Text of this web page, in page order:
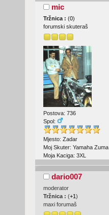
mic
Tržnica : (0)
forumski skuteraš
Postova: 736
Spol:
Mjesto: Zadar
Moj Skuter: Yamaha Zuma
Moja Kaciga: 3XL
dario007
moderator
Tržnica : (+1)
maxi forumaš